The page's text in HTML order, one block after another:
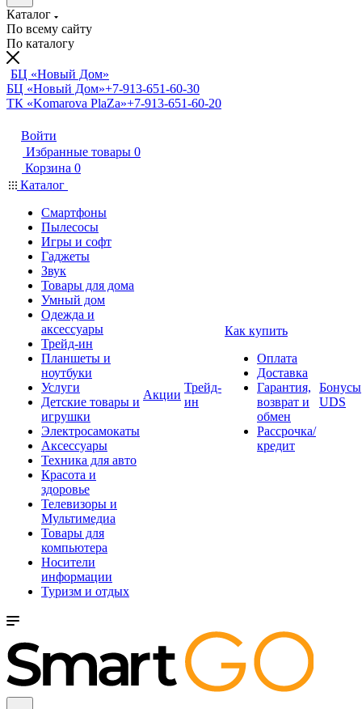
Каталог
По всему сайту
По каталогу
БЦ «Новый Дом»
БЦ «Новый Дом»+7-913-651-60-30
ТК «Komarova PlaZa»+7-913-651-60-20
Войти
Избранные товары 0
Корзина 0
Каталог
Смартфоны
Пылесосы
Игры и софт
Гаджеты
Звук
Товары для дома
Умный дом
Одежда и
аксессуары
Трейд-ин
Планшеты и
ноутбуки
Услуги
Детские товары и
игрушки
Электросамокаты
Аксессуары
Техника для авто
Красота и
здоровье
Телевизоры и
Мультимедиа
Товары для
компьютера
Носители
информации
Туризм и отдых
Акции
Трейд-
ин
Как купить
Оплата
Доставка
Гарантия,
возврат и
обмен
Рассрочка/
кредит
Бонусы
UDS